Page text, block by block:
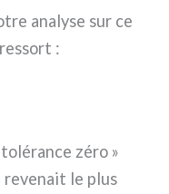
ana­ly­se sur ce
:
tolé­ran­ce zéro »
reve­nait le plus